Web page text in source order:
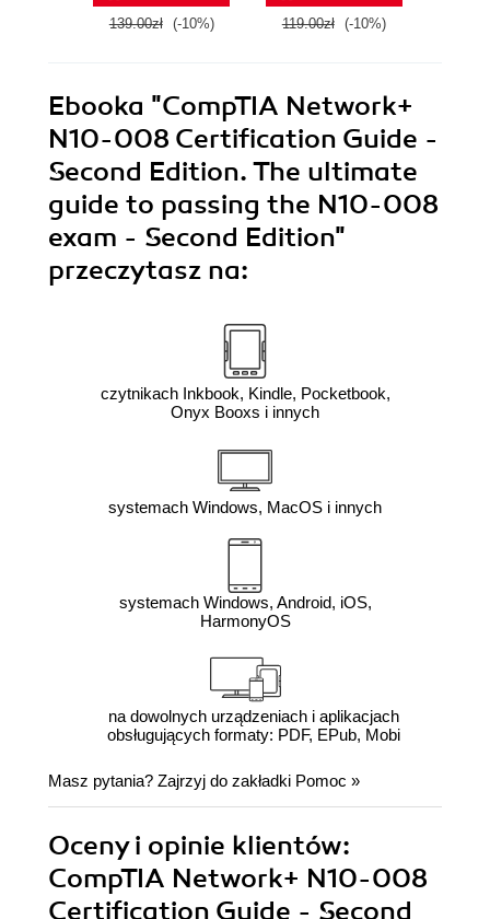
139.00zł (-10%) 119.00zł (-10%)
Ebooka "CompTIA Network+
N10-008 Certification Guide -
Second Edition. The ultimate
guide to passing the N10-008
exam - Second Edition"
przeczytasz na:
czytnikach Inkbook, Kindle, Pocketbook,
Onyx Booxs i innych
systemach Windows, MacOS i innych
systemach Windows, Android, iOS,
HarmonyOS
na dowolnych urządzeniach i aplikacjach
obsługujących formaty: PDF, EPub, Mobi
Masz pytania? Zajrzyj do zakładki Pomoc »
Oceny i opinie klientów:
CompTIA Network+ N10-008
Certification Guide - Second